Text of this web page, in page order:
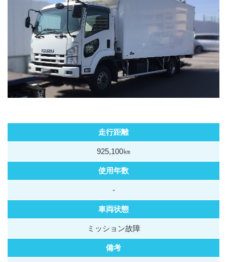
走行距離
925,100㎞
使用年数
-
車両状態
ミッション故障
備考